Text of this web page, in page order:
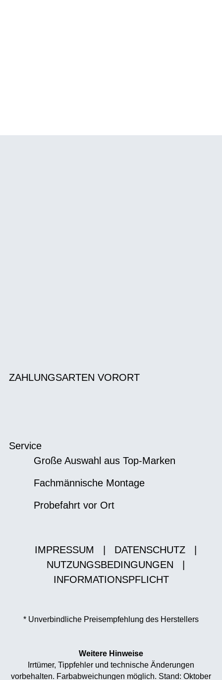
ZAHLUNGSARTEN VORORT
Service
Große Auswahl aus Top-Marken
Fachmännische Montage
Probefahrt vor Ort
IMPRESSUM DATENSCHUTZ
NUTZUNGSBEDINGUNGEN
INFORMATIONSPFLICHT
* Unverbindliche Preisempfehlung des Herstellers
Weitere Hinweise
Irrtümer, Tippfehler und technische Änderungen
vorbehalten. Farbabweichungen möglich. Stand: Oktober